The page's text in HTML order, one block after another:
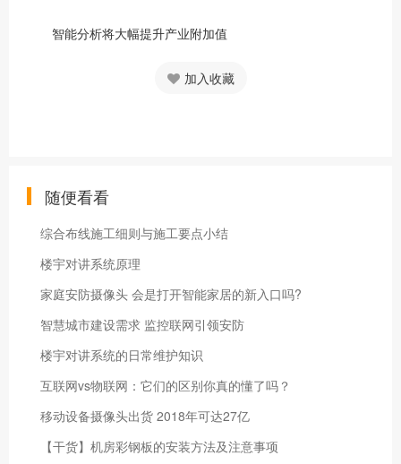
智能分析将大幅提升产业附加值
加入收藏
随便看看
综合布线施工细则与施工要点小结
楼宇对讲系统原理
家庭安防摄像头 会是打开智能家居的新入口吗?
智慧城市建设需求 监控联网引领安防
楼宇对讲系统的日常维护知识
互联网vs物联网：它们的区别你真的懂了吗？
移动设备摄像头出货 2018年可达27亿
【干货】机房彩钢板的安装方法及注意事项